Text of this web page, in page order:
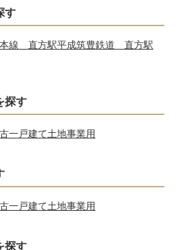
す
線 直方駅平成筑豊鉄道 直方駅
探す
一戸建て土地事業用
一戸建て土地事業用
探す